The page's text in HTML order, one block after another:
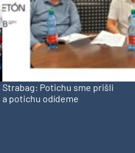
Strabag: Potichu sme prišli
a potichu odídeme